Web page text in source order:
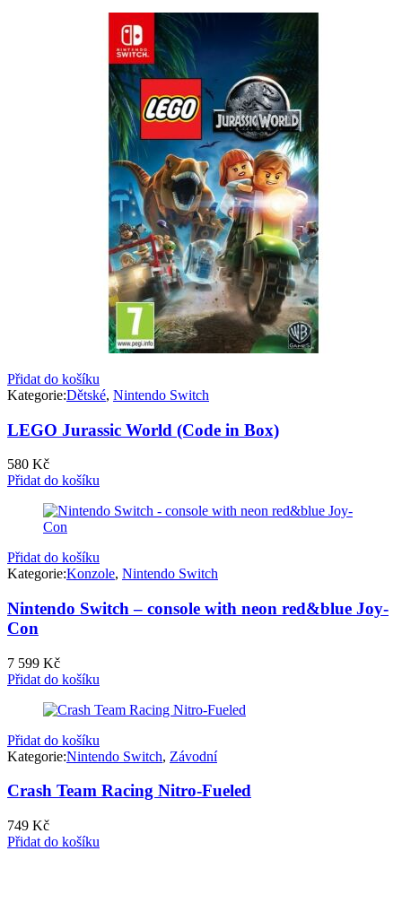
Přidat do košíku
Kategorie:Dětské, Nintendo Switch
LEGO Jurassic World (Code in Box)
580 Kč
Přidat do košíku
Přidat do košíku
Kategorie:Konzole, Nintendo Switch
Nintendo Switch – console with neon red&blue Joy-
Con
7 599 Kč
Přidat do košíku
Přidat do košíku
Kategorie:Nintendo Switch, Závodní
Crash Team Racing Nitro-Fueled
749 Kč
Přidat do košíku